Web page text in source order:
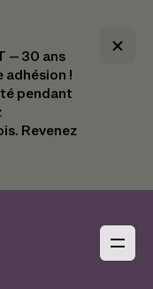
– 30 ans
!​
pendant
Revenez
Cartier